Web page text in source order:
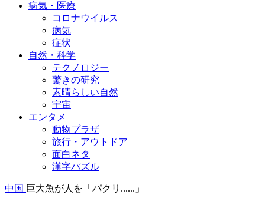
病気・医療
コロナウイルス
病気
症状
自然・科学
テクノロジー
驚きの研究
素晴らしい自然
宇宙
エンタメ
動物プラザ
旅行・アウトドア
面白ネタ
漢字パズル
中国 巨大魚が人を「パクリ......」